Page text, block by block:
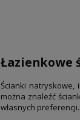
Łazienkowe
Ścianki
można znaleźć
własnych preferencji.